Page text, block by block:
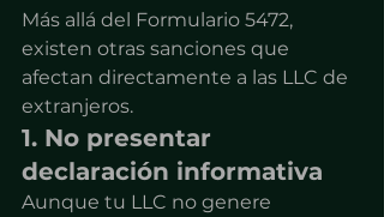
Más allá del Formulario 5472,
existen otras sanciones que
afectan directamente a las LLC de
extranjeros.
1. No presentar
declaración informativa
Aunque tu LLC no genere